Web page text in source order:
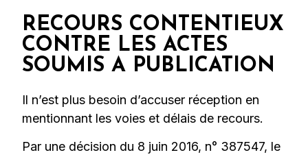
RECOURS CONTENTIEUX
CONTRE LES ACTES
SOUMIS A PUBLICATION
Il n’est plus besoin d’accuser réception en
mentionnant les voies et délais de recours.
Par une décision du 8 juin 2016, n° 387547, le